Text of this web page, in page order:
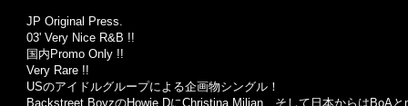
JP Original Press.
03' Very Nice R&B !!
国内Promo Only !!
Very Rare !!
USのアイドルグループによる企画物シングル！
Backstreet BoyzのHowie DにChristina Milian、そして日本からはBoA